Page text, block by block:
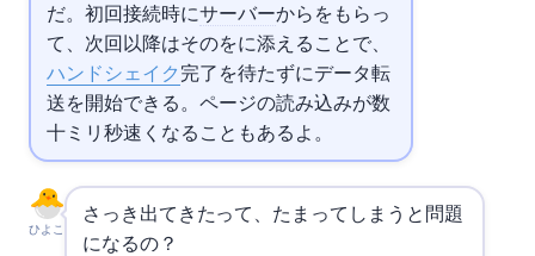
だ。初回接続時にサーバーから をもらっ
て、次回以降はそのをSYNに添えることで、
ハンドシェイク 完了を待たずにデータ転
送を開始できる。Webページの読み込みが数
十ミリ秒速くなることもあるよ。
ひよこ
さっき出てきたTIME_WAITって、たまってしまうと問題
になるの？